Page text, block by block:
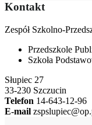
Kontakt
Zespół Szkolno-
Przedszkole
Szkoła
Słupiec 27
33-230 Szczucin
Telefon 14-643-12-96
E-mail